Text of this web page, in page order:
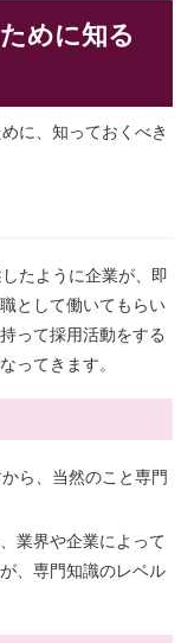
めに知る
に、知っておくべき
たように企業が、即
として働いてもらい
って採用活動をする
ってきます。
ら、当然のこと専門
業界や企業によって
、専門知識のレベル